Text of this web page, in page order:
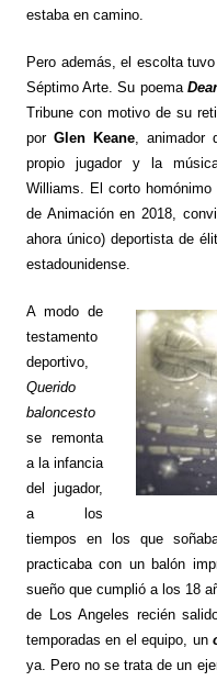
estaba en camino.
Pero además, el escolta
Séptimo Arte. Su poema
Tribune con motivo de su
porGlen Keane, animador
propio jugador y la
Williams. El corto homónimo
de Animación en 2018,
ahora único) deportista de
estadounidense.
A modo de
testamento
deportivo,
Querido
baloncesto
se remonta
a la infancia
del jugador,
a los
tiempos en los que
practicaba con un balón
sueño que cumplió a los 18
de Los Angeles recién
temporadas en el equipo, un
ya. Pero no se trata de un